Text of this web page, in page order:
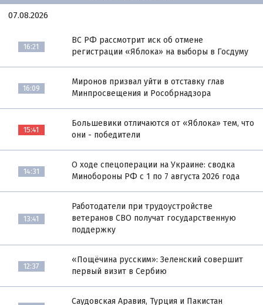
07.08.2026
16:21
ВС РФ рассмотрит иск об отмене
регистрации «Яблока» на выборы в Госдуму
16:09
Миронов призвал уйти в отставку глав
Минпросвещения и Рособрнадзора
15:41
Большевики отличаются от «Яблока» тем, что
они - победители
14:31
О ходе спецоперации на Украине: сводка
Минобороны РФ с 1 по 7 августа 2026 года
13:41
Работодатели при трудоустройстве
ветеранов СВО получат государственную
поддержку
12:37
«Пощёчина русским»: Зеленский совершит
первый визит в Сербию
Саудовская Аравия, Турция и Пакистан